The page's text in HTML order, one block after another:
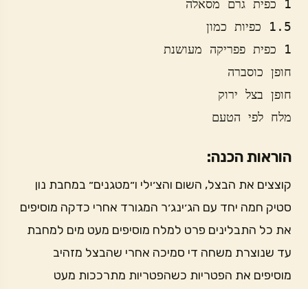
מלח לפי הטעם
הוראות הכנה:
קוצצים את הבצל, השום והצ׳ילי ו״מטגנים״ במחבת נון
סטיק חמה יחד עם הג׳ינג׳ר המגורד אחרי כדקה מוסיפים
את כל התבלינים פרט למלח מוסיפים מעט מים למחבת
עד שנוצרת משחה די סמיכה אחרי שהבצל מזהיב
מוסיפים את הפטריות כשהפטריות מתרככות מעט